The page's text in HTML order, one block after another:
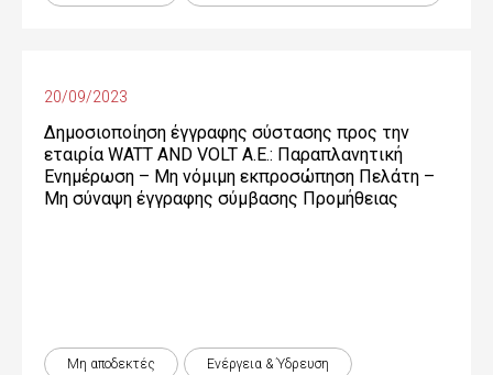
20/09/2023
Δημοσιοποίηση έγγραφης σύστασης προς την
εταιρία WATT AND VOLT A.E.: Παραπλανητική
Ενημέρωση – Μη νόμιμη εκπροσώπηση Πελάτη –
Μη σύναψη έγγραφης σύμβασης Προμήθειας
Μη αποδεκτές Ενέργεια & Ύδρευση